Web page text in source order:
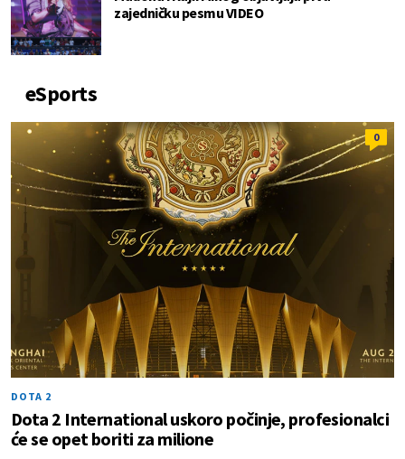
zajedničku pesmu VIDEO
eSports
0
DOTA 2
Dota 2 International uskoro počinje, profesionalci
će se opet boriti za milione